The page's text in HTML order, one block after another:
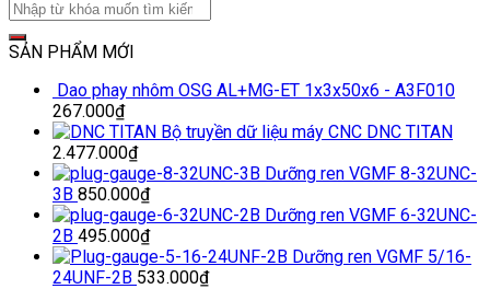
SẢN PHẨM MỚI
Dao phay nhôm OSG AL+MG-ET 1x3x50x6 - A3F010
267.000₫
Bộ truyền dữ liệu máy CNC DNC TITAN
2.477.000₫
Dưỡng ren VGMF 8-32UNC-
3B 850.000₫
Dưỡng ren VGMF 6-32UNC-
2B 495.000₫
Dưỡng ren VGMF 5/16-
24UNF-2B 533.000₫